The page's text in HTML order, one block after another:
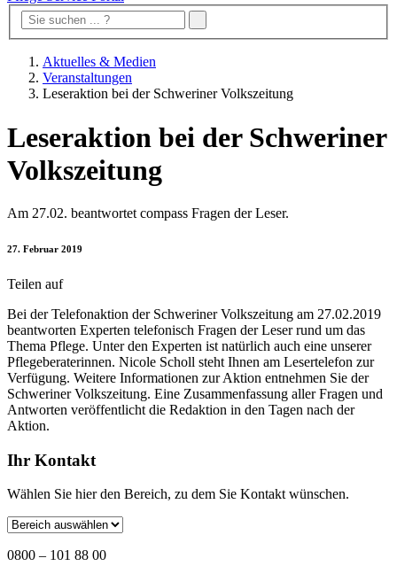
Aktuelles & Medien
Veranstaltungen
Leseraktion bei der Schweriner Volkszeitung
Leseraktion bei der Schweriner
Volkszeitung
Am 27.02. beantwortet compass Fragen der Leser.
27. Februar 2019
Teilen auf
Bei der Telefonaktion der Schweriner Volkszeitung am 27.02.2019
beantworten Experten telefonisch Fragen der Leser rund um das
Thema Pflege. Unter den Experten ist natürlich auch eine unserer
Pflegeberaterinnen. Nicole Scholl steht Ihnen am Lesertelefon zur
Verfügung. Weitere Informationen zur Aktion entnehmen Sie der
Schweriner Volkszeitung. Eine Zusammenfassung aller Fragen und
Antworten veröffentlicht die Redaktion in den Tagen nach der
Aktion.
Ihr Kontakt
Wählen Sie hier den Bereich, zu dem Sie Kontakt wünschen.
0800 – 101 88 00